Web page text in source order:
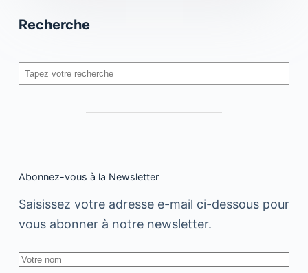
Recherche
Rechercher
Abonnez-vous à la Newsletter
Saisissez votre adresse e-mail ci-dessous pour
vous abonner à notre newsletter.